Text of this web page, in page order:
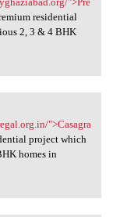
residential
2, 3 & 4 BHK
">Casagra
project which
homes in